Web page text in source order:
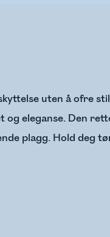
uten å ofre
og eleganse. Den
plagg. Hold deg